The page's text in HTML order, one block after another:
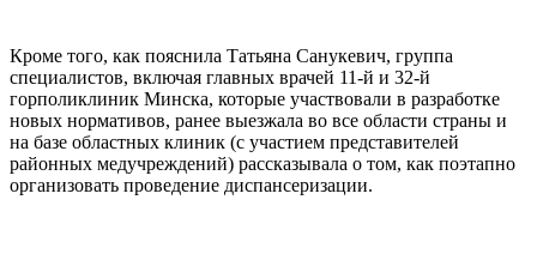
Кроме того, как пояснила Татьяна Санукевич, группа
специалистов, включая главных врачей 11-й и 32-й
горполиклиник Минска, которые участвовали в разработке
новых нормативов, ранее выезжала во все области страны и
на базе областных клиник (с участием представителей
районных медучреждений) рассказывала о том, как поэтапно
организовать проведение диспансеризации.